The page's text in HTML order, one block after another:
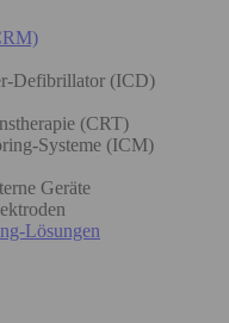
Defibrillator (ICD)
(CRT)
Systeme (ICM)
Geräte
Lösungen